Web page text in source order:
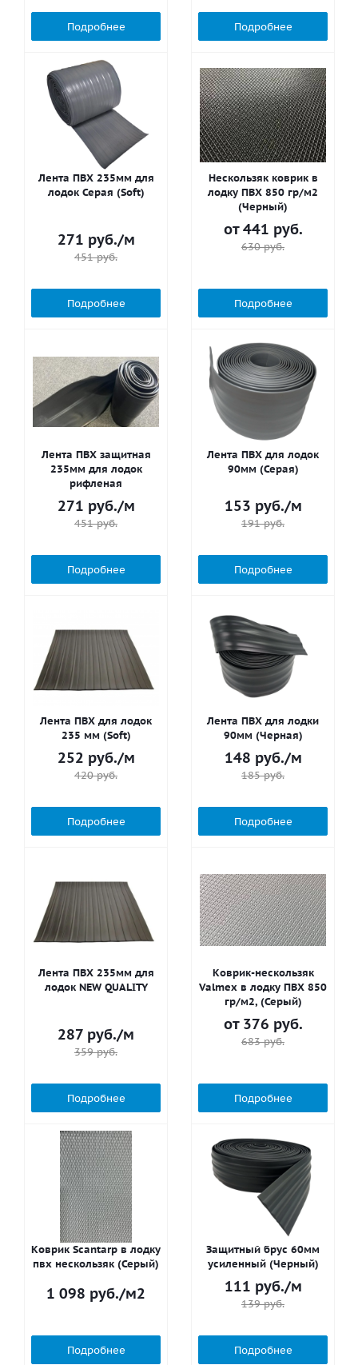
Подробнее Подробнее
Лента ПВХ 235мм для
лодок Серая (Soft)
271 руб./м
451руб.
Подробнее
Нескользяк коврик в
лодку ПВХ 850 гр/м2
(Черный)
от441 руб.
630 руб.
Подробнее
Лента ПВХ защитная
235мм для лодок
рифленая
271 руб./м
451руб.
Подробнее
Лента ПВХ для лодок
90мм (Серая)
153 руб./м
191руб.
Подробнее
Лента ПВХ для лодок
235 мм (Soft)
252 руб./м
420руб.
Подробнее
Лента ПВХ для лодки
90мм (Черная)
148 руб./м
185руб.
Подробнее
Лента ПВХ 235мм для
лодок NEW QUALITY
287 руб./м
359руб.
Подробнее
Коврик-нескользяк
Valmex в лодку ПВХ 850
гр/м2, (Серый)
от 376 руб.
683 руб.
Подробнее
Коврик Scantarp в лодку
пвх нескользяк (Серый)
1 098 руб./м2
Подробнее
Защитный брус 60мм
усиленный (Черный)
111 руб./м
139руб.
Подробнее